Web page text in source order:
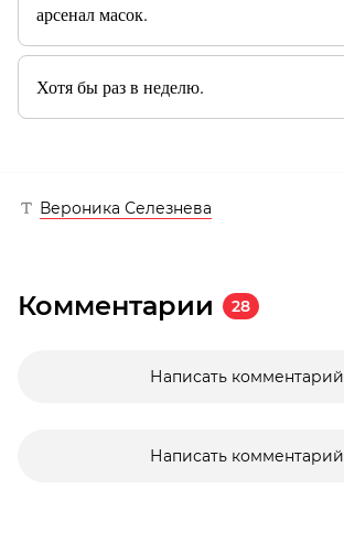
арсенал масок.
Хотя бы раз в неделю.
Вероника Селезнева
Комментарии 28
Написать комментарий
Написать комментарий